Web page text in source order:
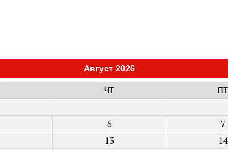
Август 2026
ЧТ ПТ
6 7
13 14